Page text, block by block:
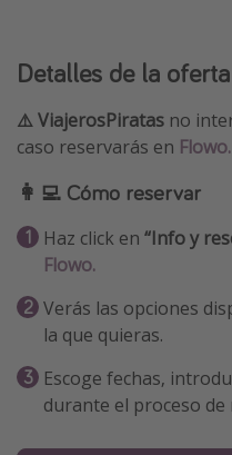
Detalles de la oferta
⚠️ ViajerosPiratas no
caso reservarás en Flowo.
👩‍💻 Cómo reservar
Haz click en “Info y
Flowo.
Verás las opciones
la que quieras.
Escoge fechas,
durante el proceso